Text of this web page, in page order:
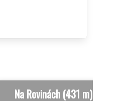
Na Rovinách (431 m)